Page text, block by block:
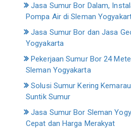
Jasa Sumur Bor Dalam,
Pompa Air di Sleman
Jasa Sumur Bor dan Jasa
Yogyakarta
Pekerjaan Sumur Bor 24
Sleman Yogyakarta
Solusi Sumur Kering
Suntik Sumur
Jasa Sumur Bor Sleman
Cepat dan Harga Merakyat